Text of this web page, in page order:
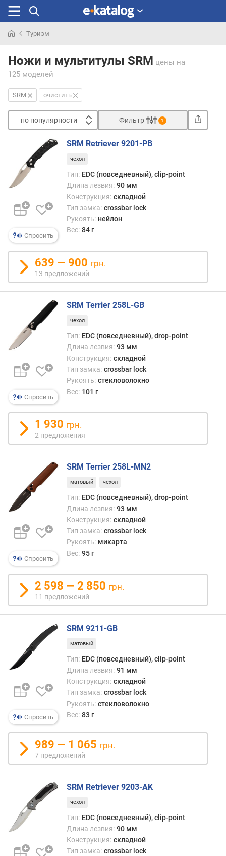
раньше
Туризм
Ножи и мультитулы SRM цены на
125 моделей
SRM очистить
по популярности
о
п
о
у
л
р
н
с
д
е
е
в
х
к
д
о
р
о
о
о
г
и
х
к
д
е
в
ы
п
о
т
з
ы
в
а
м
о
д
е
Фильтр 1
Спросить
SRM Retriever 9201-PB
чехол
Тип: EDC (повседневный), clip-point
Длина лезвия: 90 мм
Конструкция: складной
Тип замка: crossbar lock
Рукоять: нейлон
Вес: 84 г
639 — 900 грн.
13 предложений
Спросить
SRM Terrier 258L-GB
чехол
Тип: EDC (повседневный), drop-point
Длина лезвия: 93 мм
Конструкция: складной
Тип замка: crossbar lock
Рукоять: стекловолокно
Вес: 101 г
1 930 грн.
2 предложения
Спросить
SRM Terrier 258L-MN2
матовый чехол
Тип: EDC (повседневный), drop-point
Длина лезвия: 93 мм
Конструкция: складной
Тип замка: crossbar lock
Рукоять: микарта
Вес: 95 г
2 598 — 2 850 грн.
11 предложений
Спросить
SRM 9211-GB
матовый
Тип: EDC (повседневный), clip-point
Длина лезвия: 91 мм
Конструкция: складной
Тип замка: crossbar lock
Рукоять: стекловолокно
Вес: 83 г
989 — 1 065 грн.
7 предложений
SRM Retriever 9203-AK
чехол
Тип: EDC (повседневный), clip-point
Длина лезвия: 90 мм
Конструкция: складной
Тип замка: crossbar lock